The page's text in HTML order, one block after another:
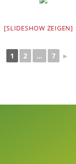
[SLIDESHOW ZEIGEN]
1 2 ... 7 ►